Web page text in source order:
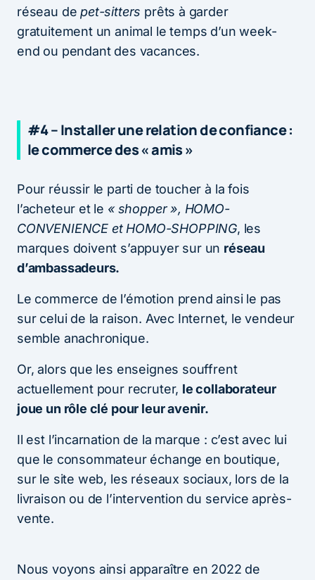
réseau de pet-sitters prêts à garder
gratuitement un animal le temps d’un week-
end ou pendant des vacances.
#4 – Installer une relation de confiance :
le commerce des « amis »
Pour réussir le parti de toucher à la fois
l’acheteur et le « shopper », HOMO-
CONVENIENCE et HOMO-SHOPPING, les
marques doivent s’appuyer sur un réseau
d’ambassadeurs.
Le commerce de l’émotion prend ainsi le pas
sur celui de la raison. Avec Internet, le vendeur
semble anachronique.
Or, alors que les enseignes souffrent
actuellement pour recruter, le collaborateur
joue un rôle clé pour leur avenir.
Il est l’incarnation de la marque : c’est avec lui
que le consommateur échange en boutique,
sur le site web, les réseaux sociaux, lors de la
livraison ou de l’intervention du service après-
vente.
Nous voyons ainsi apparaître en 2022 de